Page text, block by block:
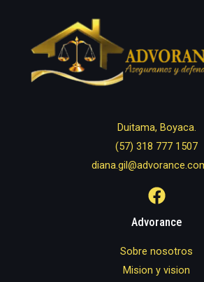
Duitama, Boyaca.
(57) 318 777 1507
Advorance
Sobre nosotros
Mision y vision